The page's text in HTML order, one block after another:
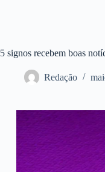
5 signos recebem boas
Redação